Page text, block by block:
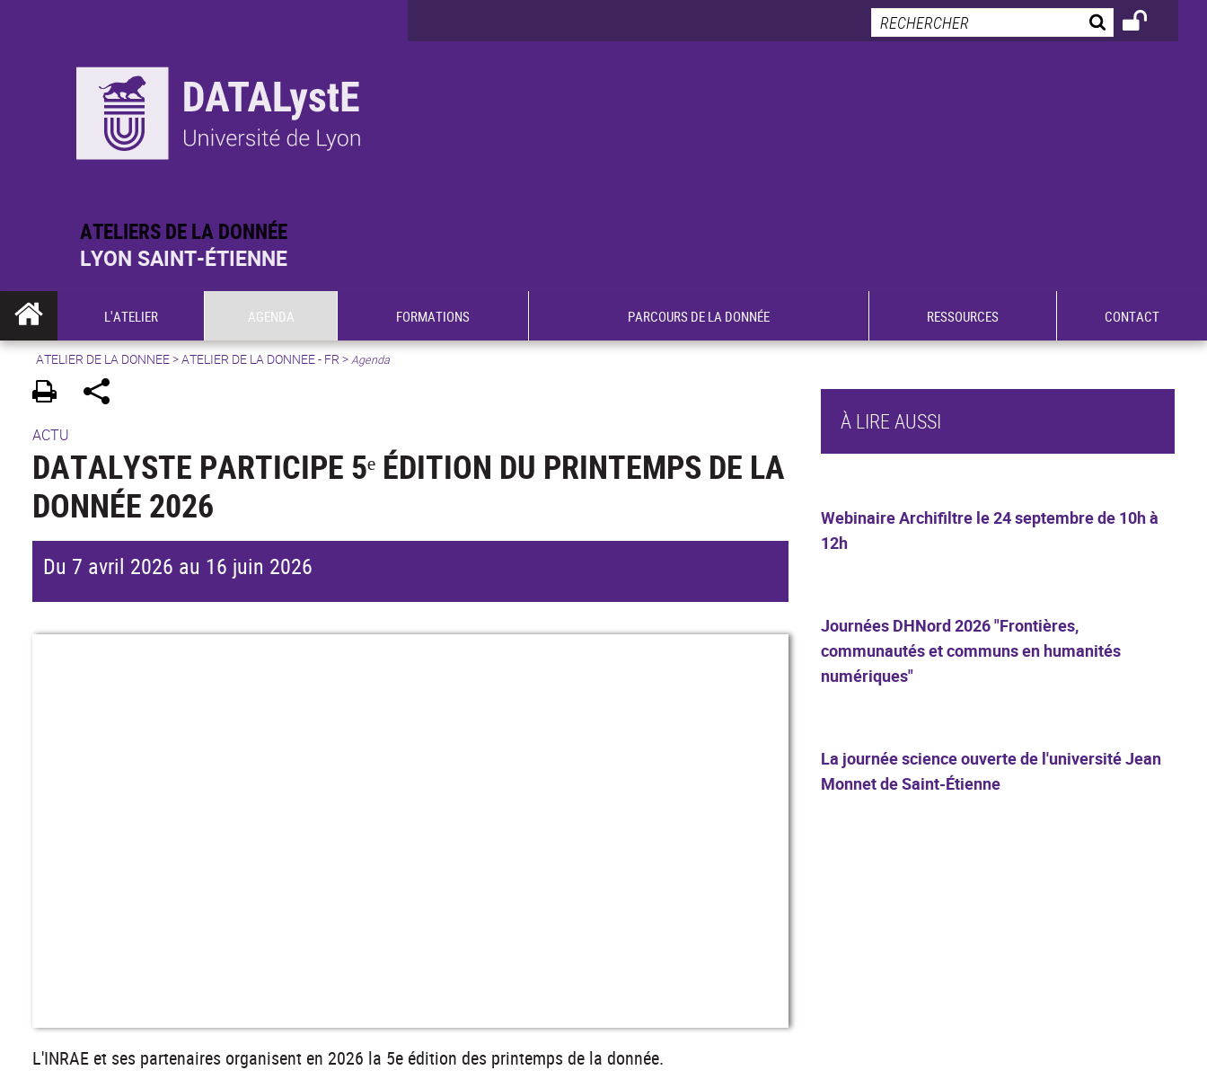
ATELIERS DE LA DONNÉE
LYON SAINT-ÉTIENNE
L'ATELIER AGENDA FORMATIONS PARCOURS DE LA DONNÉE RESSOURCES CONTACT
ATELIER DE LA DONNEE>ATELIER DE LA DONNEE - FR >Agenda
ACTU
DATALYSTE PARTICIPE 5ᵉ ÉDITION DU PRINTEMPS DE LA
DONNÉE 2026
Du 7 avril 2026 au 16 juin 2026
L'INRAE et ses partenaires organisent en 2026 la 5e édition des printemps de la donnée.
À LIRE AUSSI
Webinaire Archifiltre le 24 septembre de 10h à
12h
Journées DHNord 2026 "Frontières,
communautés et communs en humanités
numériques"
La journée science ouverte de l'université Jean
Monnet de Saint-Étienne